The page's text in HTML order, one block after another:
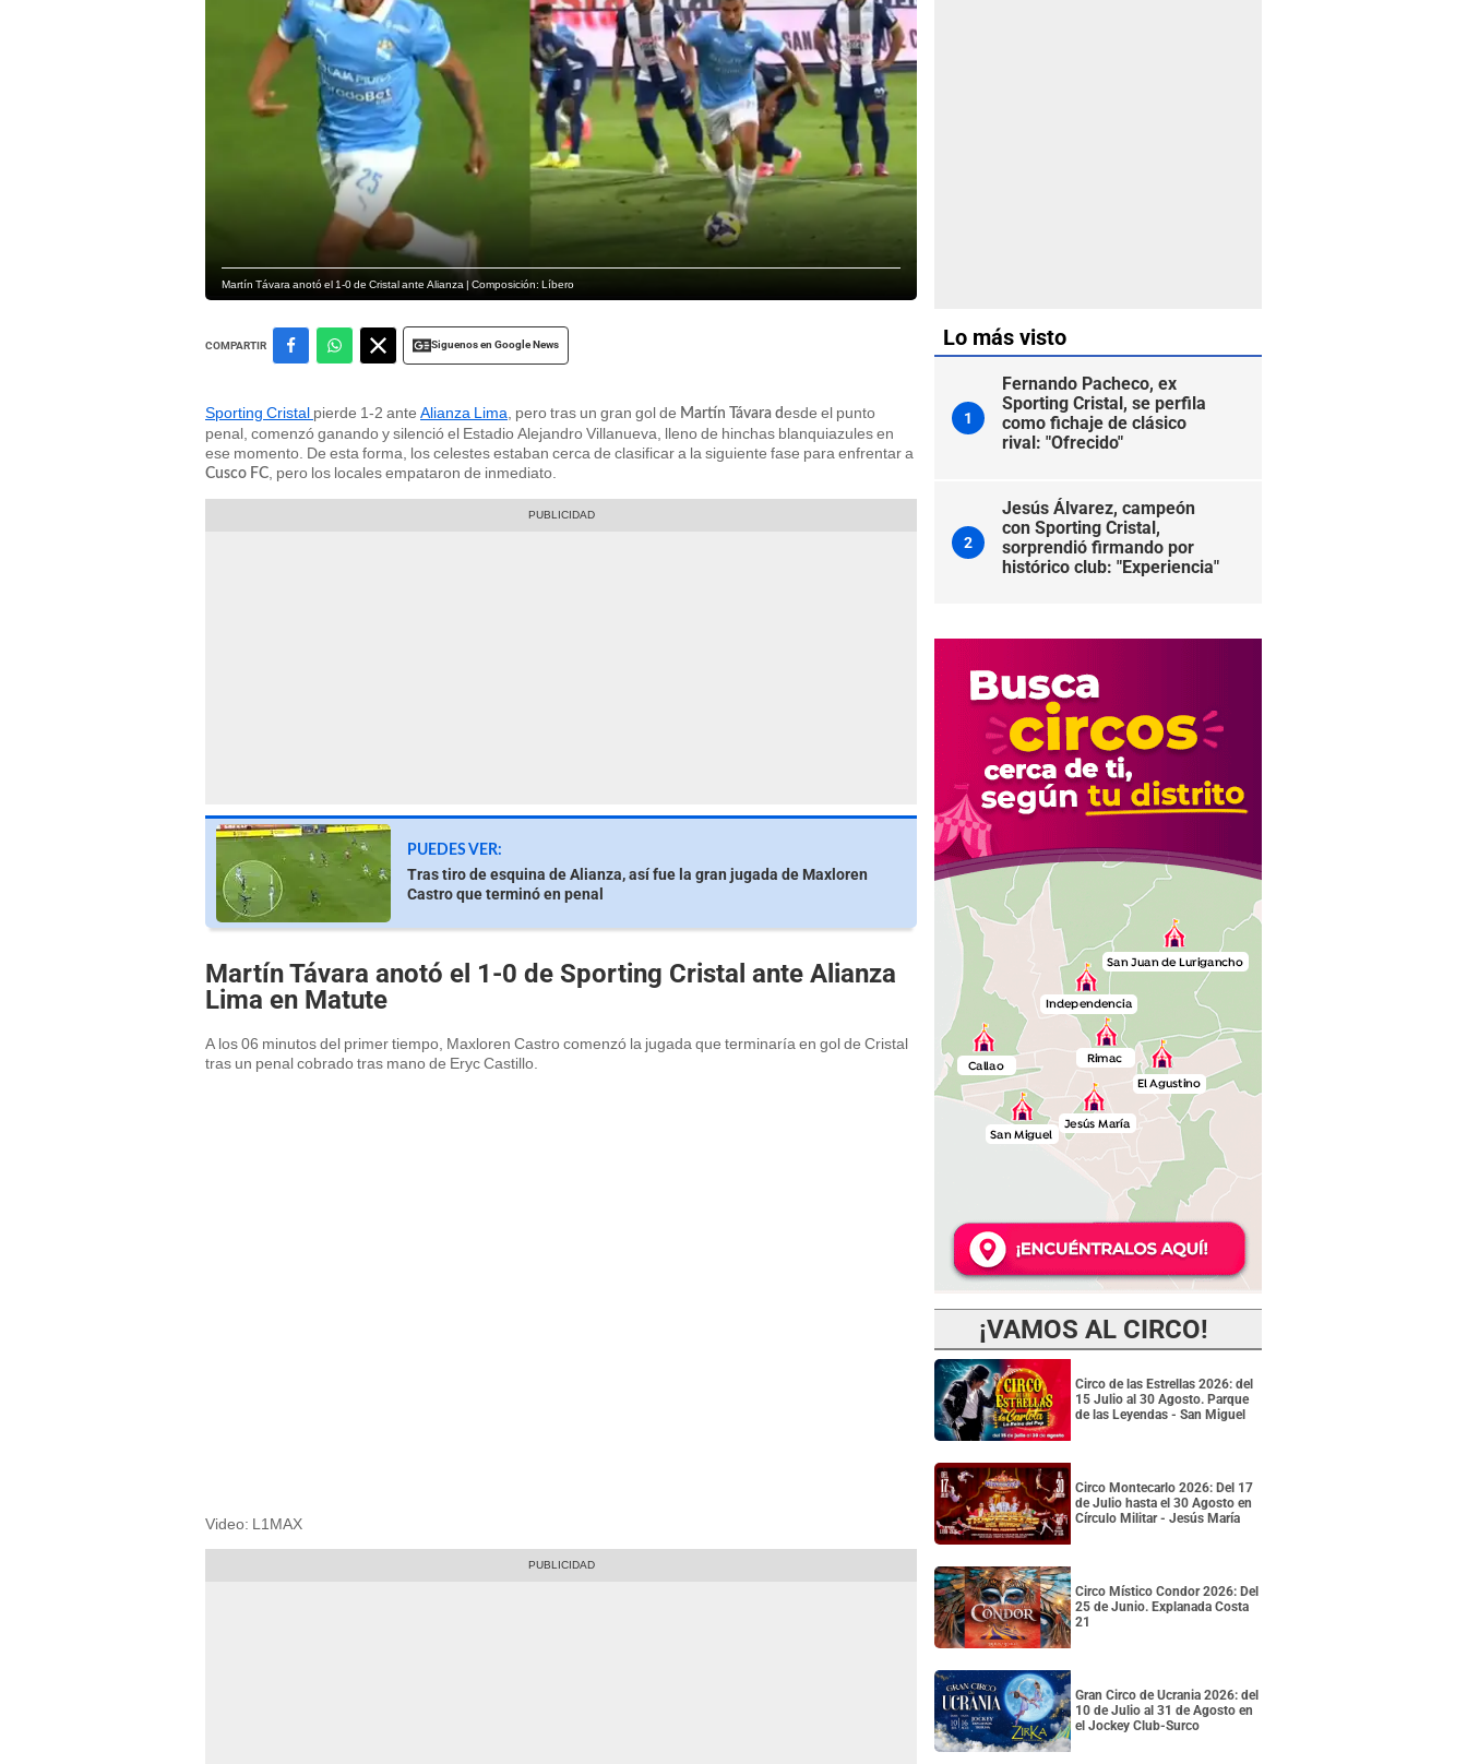
Martín Távara anotó el 1-0 de Cristal ante Alianza | Composición: Líbero
COMPARTIR Siguenos en Google News
Sporting Cristal pierde 1-2 ante Alianza Lima , pero tras un gran gol de Martín Távara desde el punto
penal, comenzó ganando y silenció el Estadio Alejandro Villanueva, lleno de hinchas blanquiazules en
ese momento. De esta forma, los celestes estaban cerca de clasificar a la siguiente fase para enfrentar a
Cusco FC , pero los locales empataron de inmediato.
PUEDES VER:
Tras tiro de esquina de Alianza, así fue la gran jugada de Maxloren
Castro que terminó en penal
Martín Távara anotó el 1-0 de Sporting Cristal ante Alianza
Lima en Matute
A los 06 minutos del primer tiempo, Maxloren Castro comenzó la jugada que terminaría en gol de Cristal
tras un penal cobrado tras mano de Eryc Castillo.
Video: L1MAX
Lo más visto
1
Fernando Pacheco, ex
Sporting Cristal, se perfila
como fichaje de clásico
rival: "Ofrecido"
2
Jesús Álvarez, campeón
con Sporting Cristal,
sorprendió firmando por
histórico club: "Experiencia"
¡VAMOS AL CIRCO!
Circo de las Estrellas 2026: del
15 Julio al 30 Agosto. Parque
de las Leyendas - San Miguel
Circo Montecarlo 2026: Del 17
de Julio hasta el 30 Agosto en
Círculo Militar - Jesús María
Circo Místico Condor 2026: Del
25 de Junio. Explanada Costa
21
Gran Circo de Ucrania 2026: del
10 de Julio al 31 de Agosto en
el Jockey Club-Surco